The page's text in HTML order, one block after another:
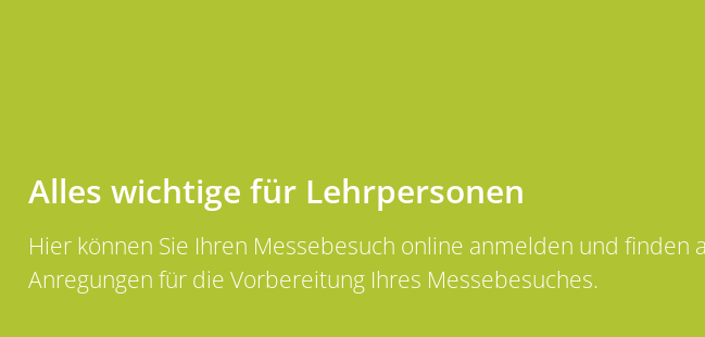
Alles wichtige für Lehrpersonen
Hier können Sie Ihren Messebesuch online anmelden und finden
Anregungen für die Vorbereitung Ihres Messebesuches.